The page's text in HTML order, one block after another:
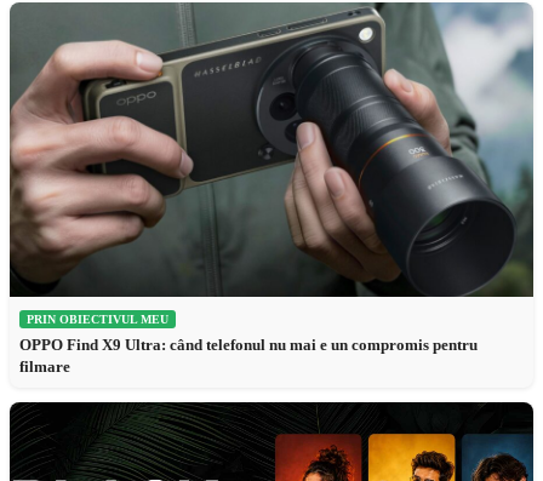
PRIN OBIECTIVUL MEU
OPPO Find X9 Ultra: când telefonul nu mai e un compromis pentru
filmare